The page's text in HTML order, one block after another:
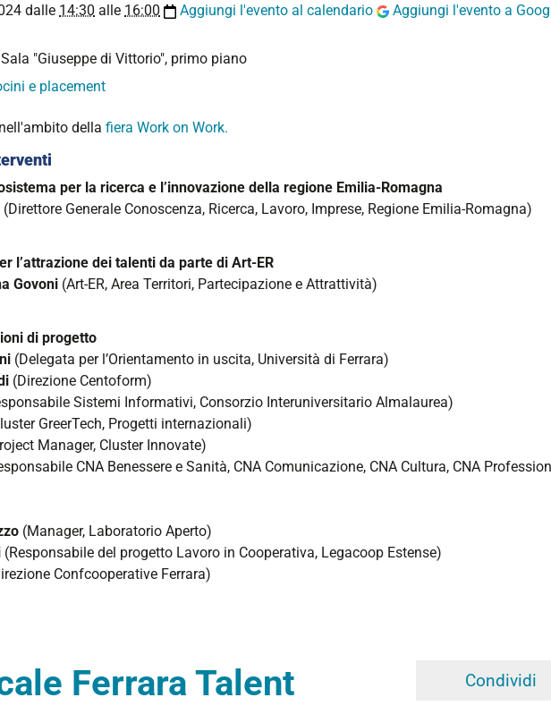
tirocini-
dalle 14:30 alle 16:00 Aggiungi l'evento al calendario
Aggiungi l'evento a
Sala "Giuseppe di Vittorio", primo piano
e placement
della fiera Work on Work.
per la ricerca e l’innovazione della regione Emilia-Romagna
(Direttore Generale Conoscenza, Ricerca, Lavoro, Imprese, Regione Emilia-Romagna)
l’attrazione dei talenti da parte di Art-ER
Govoni (Art-ER, Area Territori, Partecipazione e Attrattività)
di progetto
(Delegata per l’Orientamento in uscita, Università di Ferrara)
(Direzione Centoform)
Sistemi Informativi, Consorzio Interuniversitario Almalaurea)
GreerTech, Progetti internazionali)
Manager, Cluster Innovate)
CNA Benessere e Sanità, CNA Comunicazione, CNA Cultura, CNA
(Manager, Laboratorio Aperto)
(Responsabile del progetto Lavoro in Cooperativa, Legacoop Estense)
Confcooperative Ferrara)
Condividi
Ferrara Talent